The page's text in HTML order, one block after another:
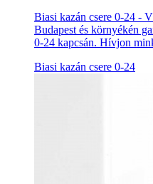
Biasi kazán csere 0-24 -
Budapest és környékén
0-24 kapcsán. Hívjon
Biasi kazán csere 0-24